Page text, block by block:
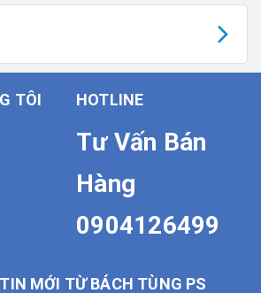
TÔI HOTLINE
Tư Vấn Bán
Hàng
0904126499
MỚI TỪ BÁCH TÙNG PS